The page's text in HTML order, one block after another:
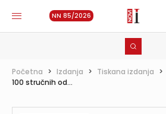
NN 85/2026
Početna > Izdanja > Tiskana izdanja >
100 stručnih od...